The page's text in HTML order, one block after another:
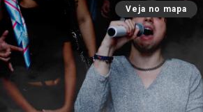
Veja no mapa